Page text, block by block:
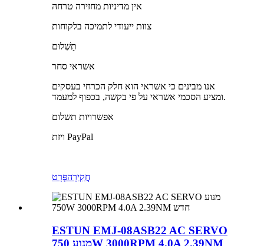
אין מדיניות מחזירה טרחה
צוות ייעודי לתמיכה בלקוחות
תַשְׁלוּם
אשראי סחר
אנו מבינים כי אשראי הוא חלק הכרחי בעסקים
ומציע הסכמי אשראי על פי בקשה, בכפוף למעמד.
אפשרויות תשלום
ויזת PayPal
חֲקִירָהפְּרָט
ESTUN EMJ-08ASB22 AC SERVO
מנוע 750W 3000RPM 4.0A 2.39NM